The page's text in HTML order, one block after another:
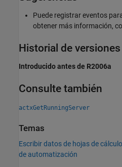
Puede registrar eventos
obtener más información,
Historial de versiones
Introducido antes de R2006a
Consulte también
actxGetRunningServer
Temas
Escribir datos de hojas de
de automatización